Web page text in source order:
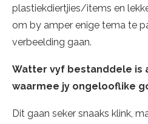
plastiekdiertjies/items en
om by amper enige tema te
verbeelding gaan.
Watter vyf bestanddele is
waarmee jy ongelooflike
Dit gaan seker snaaks klink,